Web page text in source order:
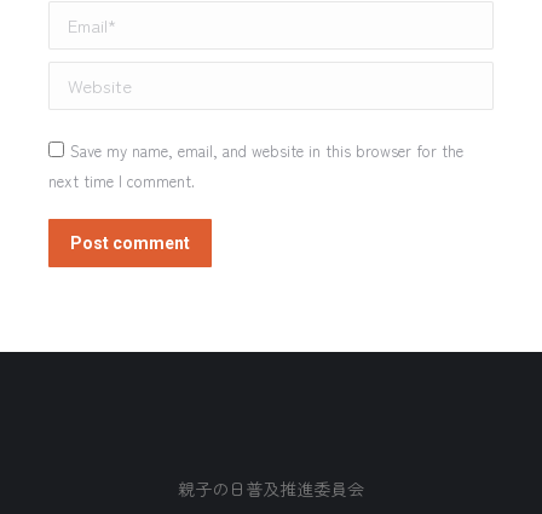
Email *
Website
Save my name, email, and website in this browser for the
next time I comment.
Post comment
親子の日普及推進委員会